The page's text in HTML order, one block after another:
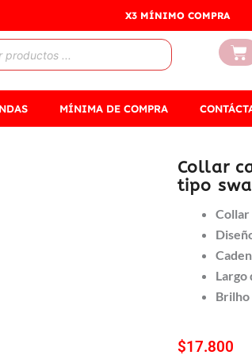
X3 MÍNIMO COMPRA
MÍNIMA DE COMPRA
Collar
tipo
Collar
Largo
Brilho
$17.800